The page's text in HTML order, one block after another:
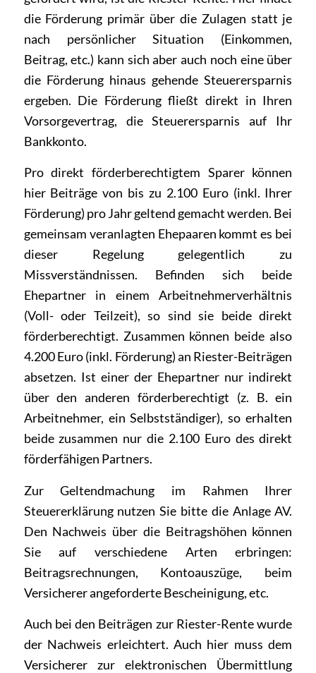
die Förderung primär über die Zulagen statt je
nach persönlicher Situation (Einkommen,
Beitrag, etc.) kann sich aber auch noch eine über
die Förderung hinaus gehende Steuerersparnis
ergeben. Die Förderung fließt direkt in Ihren
Vorsorgevertrag, die Steuerersparnis auf Ihr
Bankkonto.
Pro direkt förderberechtigtem Sparer können
hier Beiträge von bis zu 2.100 Euro (inkl. Ihrer
Förderung) pro Jahr geltend gemacht werden. Bei
gemeinsam veranlagten Ehepaaren kommt es bei
dieser Regelung gelegentlich zu
Missverständnissen. Befinden sich beide
Ehepartner in einem Arbeitnehmerverhältnis
(Voll- oder Teilzeit), so sind sie beide direkt
förderberechtigt. Zusammen können beide also
4.200 Euro (inkl. Förderung) an Riester-Beiträgen
absetzen. Ist einer der Ehepartner nur indirekt
über den anderen förderberechtigt (z. B. ein
Arbeitnehmer, ein Selbstständiger), so erhalten
beide zusammen nur die 2.100 Euro des direkt
förderfähigen Partners.
Zur Geltendmachung im Rahmen Ihrer
Steuererklärung nutzen Sie bitte die Anlage AV.
Den Nachweis über die Beitragshöhen können
Sie auf verschiedene Arten erbringen:
Beitragsrechnungen, Kontoauszüge, beim
Versicherer angeforderte Bescheinigung, etc.
Auch bei den Beiträgen zur Riester-Rente wurde
der Nachweis erleichtert. Auch hier muss dem
Versicherer zur elektronischen Übermittlung